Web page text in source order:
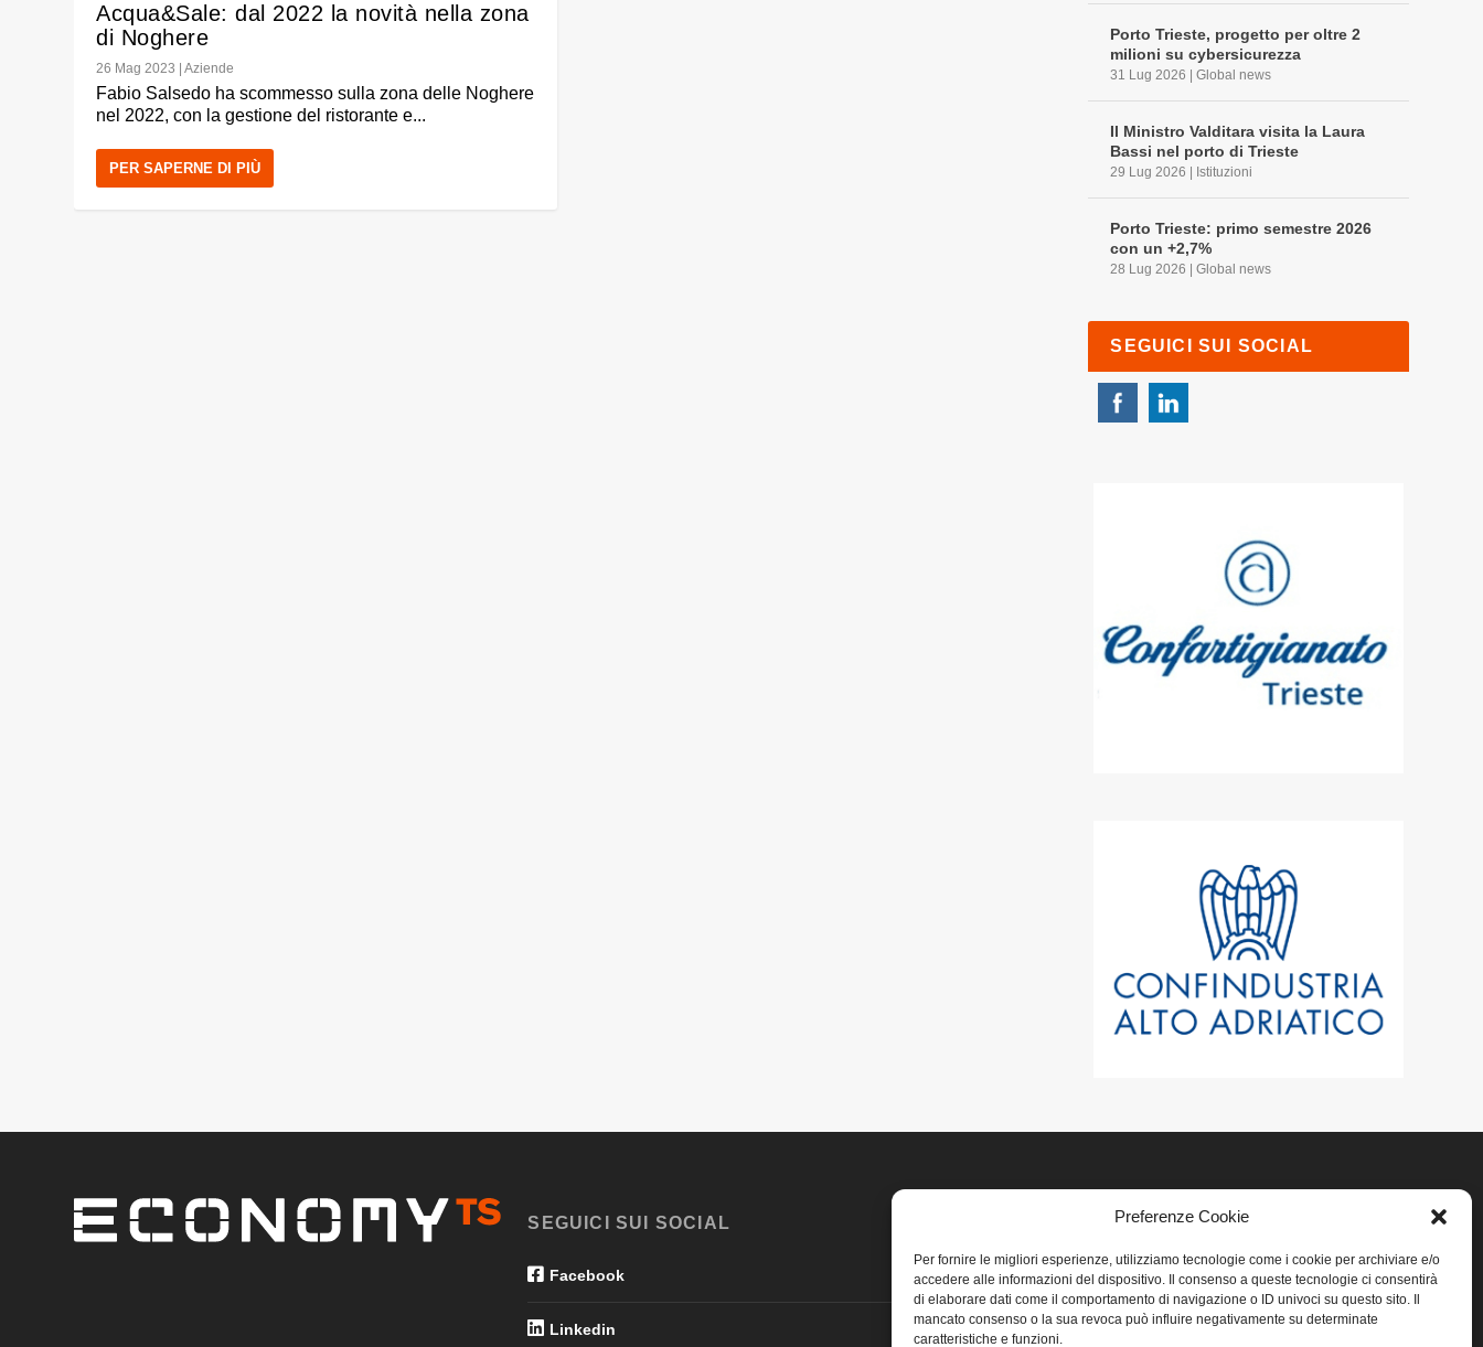
Preferenze Cookie
Per fornire le migliori esperienze, utilizziamo tecnologie come i cookie per archiviare e/o
accedere alle informazioni del dispositivo. Il consenso a queste tecnologie ci consentirà
di elaborare dati come il comportamento di navigazione o ID univoci su questo sito. Il
mancato consenso o la sua revoca può influire negativamente su determinate
caratteristiche e funzioni.
Acqua&Sale: dal 2022 la novità nella zona
di Noghere
26 Mag 2023 |Aziende
Fabio Salsedo ha scommesso sulla zona delle Noghere
nel 2022, con la gestione del ristorante e...
PER SAPERNE DI PIÙ
Porto Trieste, progetto per oltre 2
milioni su cybersicurezza
31 Lug 2026 |Global news
Il Ministro Valditara visita la Laura
Bassi nel porto di Trieste
29 Lug 2026 Istituzioni
Porto Trieste: primo semestre 2026
con un +2,7%
28 Lug 2026 |Global news
SEGUICI SUI SOCIAL
SEGUICI SUI SOCIAL
Facebook
Linkedin
Home
Privacy